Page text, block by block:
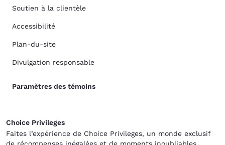
Soutien à la clientèle
Accessibilité
Plan-du-site
Divulgation responsable
Paramètres des témoins
Choice Privileges
Faites l’expérience de Choice Privileges, un monde exclusif